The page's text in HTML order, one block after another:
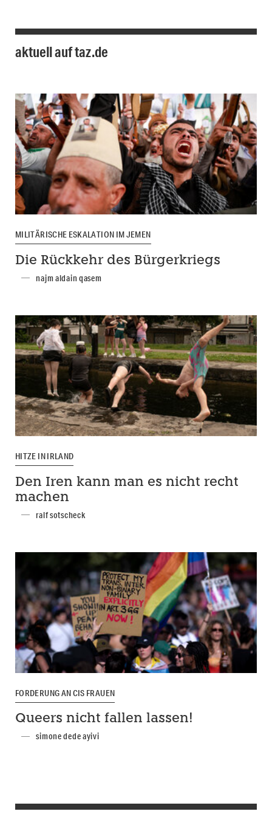
aktuell auf taz.de
MILITÄRISCHE ESKALATION IM JEMEN
Die Rückkehr des Bürgerkriegs
najm aldain qasem
HITZE IN IRLAND
Den Iren kann man es nicht recht
machen
ralf sotscheck
FORDERUNG AN CIS FRAUEN
Queers nicht fallen lassen!
simone dede ayivi